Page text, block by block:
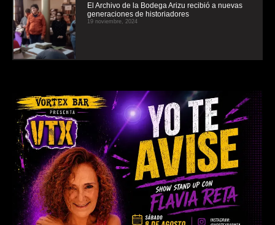
El Archivo de la Bodega Arizu recibió a nuevas
generaciones de historiadores
19 noviembre, 2024